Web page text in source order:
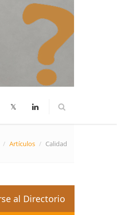
𝕏
/ Artículos / Calidad
al Directorio